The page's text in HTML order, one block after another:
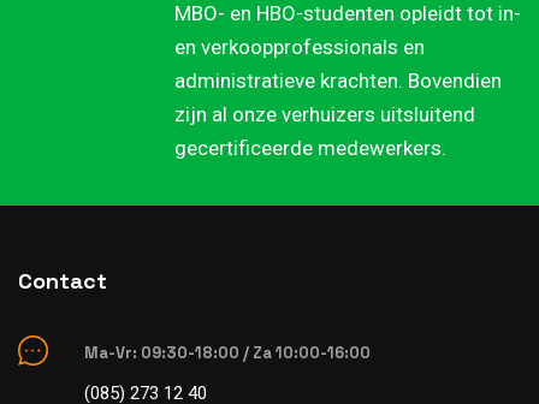
MBO- en HBO-studenten opleidt tot in-
en verkoopprofessionals en
administratieve krachten. Bovendien
zijn al onze verhuizers uitsluitend
gecertificeerde medewerkers.
Contact
Ma-Vr: 09:30-18:00 / Za 10:00-16:00
(085) 273 12 40